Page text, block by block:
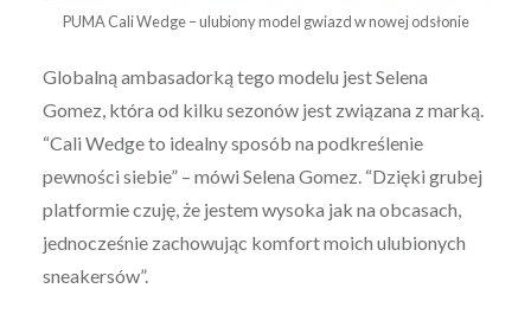
PUMA Cali Wedge – ulubiony model gwiazd w nowej odsłonie
Globalną ambasadorką tego modelu jest Selena
Gomez, która od kilku sezonów jest związana z marką.
“Cali Wedge to idealny sposób na podkreślenie
pewności siebie” – mówi Selena Gomez. “Dzięki grubej
platformie czuję, że jestem wysoka jak na obcasach,
jednocześnie zachowując komfort moich ulubionych
sneakersów”.